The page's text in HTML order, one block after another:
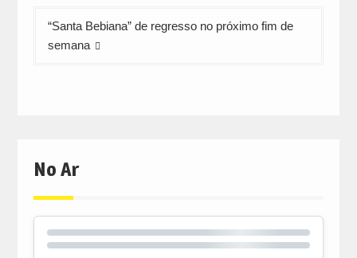
“Santa Bebiana” de regresso no próximo fim de
semana
No Ar